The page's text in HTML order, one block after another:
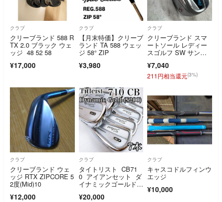
クラブ
クリーブランド 588 R
TX 2.0 ブラック ウェ
ッジ 48 52 58
¥17,000
クラブ
【月末特価】クリーブ
ランド TA 588 ウェッ
ジ 58° ZIP
¥3,980
クラブ
クリーブランド スマ
ートソール レディー
スゴルフ SW サンド
eveland SMART SOL
E
¥7,040
211円相当還元(3%)
クラブ
クリーブランド ウェ
ッジ RTX ZIPCORE 5
2度(Mid)10
¥12,000
クラブ
タイトリスト CB71
0 アイアンセット ダ
イナミックゴールドS
¥20,000
クラブ
キャスコドルフィンウ
エッジ
¥10,000